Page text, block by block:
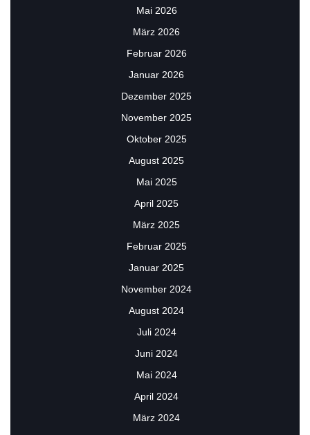
Mai 2026
März 2026
Februar 2026
Januar 2026
Dezember 2025
November 2025
Oktober 2025
August 2025
Mai 2025
April 2025
März 2025
Februar 2025
Januar 2025
November 2024
August 2024
Juli 2024
Juni 2024
Mai 2024
April 2024
März 2024